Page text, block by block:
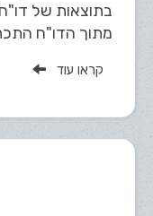
בתוצאות של
מתוך הדו"ח
קראו עוד